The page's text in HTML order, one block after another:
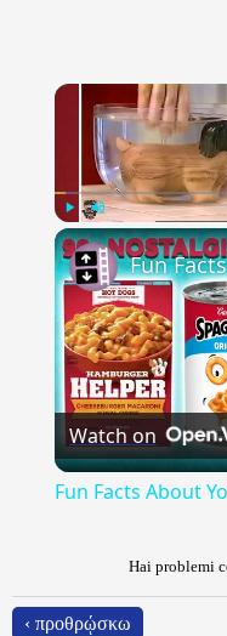
Play Unmute
Watch on
Fun Facts About
Hai problemi
‹ προθρῴσκω